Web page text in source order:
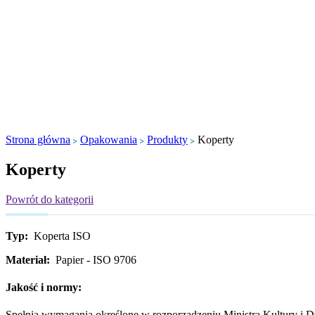
Strona główna Opakowania Produkty Koperty
Koperty
Powrót do kategorii
Typ: Koperta ISO
Materiał: Papier - ISO 9706
Jakość i normy: